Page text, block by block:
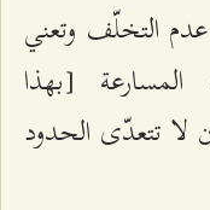
التخلّف وتعني
[بهذا
لا تتعدّى الحدود